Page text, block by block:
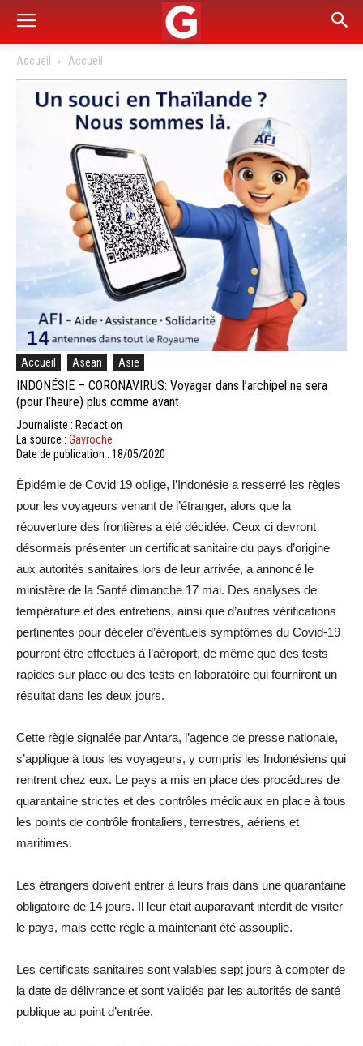
Accueil Accueil
Accueil Asean Asie
INDONÉSIE – CORONAVIRUS: Voyager dans l’archipel ne sera
(pour l’heure) plus comme avant
Journaliste : Redaction
La source : Gavroche
Date de publication : 18/05/2020
Épidémie de Covid 19 oblige, l’Indonésie a resserré les règles
pour les voyageurs venant de l’étranger, alors que la
réouverture des frontières a été décidée. Ceux ci devront
désormais présenter un certificat sanitaire du pays d’origine
aux autorités sanitaires lors de leur arrivée, a annoncé le
ministère de la Santé dimanche 17 mai. Des analyses de
température et des entretiens, ainsi que d’autres vérifications
pertinentes pour déceler d’éventuels symptômes du Covid-19
pourront être effectués à l’aéroport, de même que des tests
rapides sur place ou des tests en laboratoire qui fourniront un
résultat dans les deux jours.
Cette règle signalée par Antara, l’agence de presse nationale,
s’applique à tous les voyageurs, y compris les Indonésiens qui
rentrent chez eux. Le pays a mis en place des procédures de
quarantaine strictes et des contrôles médicaux en place à tous
les points de contrôle frontaliers, terrestres, aériens et
maritimes.
Les étrangers doivent entrer à leurs frais dans une quarantaine
obligatoire de 14 jours. Il leur était auparavant interdit de visiter
le pays, mais cette règle a maintenant été assouplie.
Les certificats sanitaires sont valables sept jours à compter de
la date de délivrance et sont validés par les autorités de santé
publique au point d’entrée.